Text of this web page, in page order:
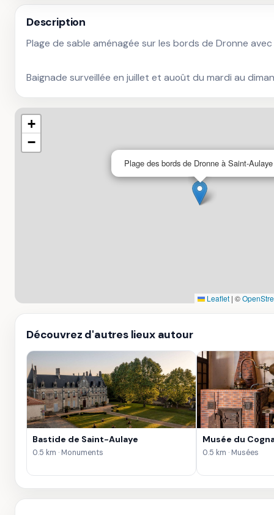
Description
Plage de sable aménagée sur les bords de Dronne
Baignade surveillée en juillet et auoût du mardi au
Plage des bords de Dronne à Saint-Aulaye
+
−
Leaflet | ©
Découvrez d'autres lieux autour
Bastide de Saint-Aulaye
0.5 km · Monuments
Musée du
0.5 km · Musées